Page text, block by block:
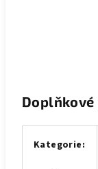
Kategorie: